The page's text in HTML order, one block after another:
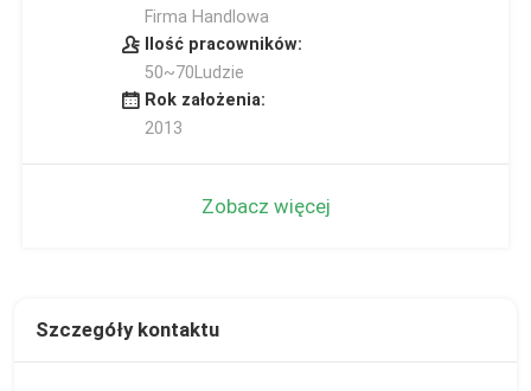
Firma Handlowa
Ilość pracowników:
50~70Ludzie
Rok założenia:
2013
Zobacz więcej
Szczegóły kontaktu